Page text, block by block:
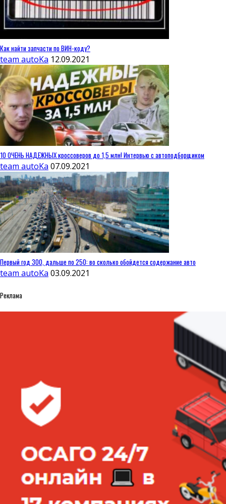
Как найти запчасти по ВИН-коду?
team autoKa 12.09.2021
10 ОЧЕНЬ НАДЕЖНЫХ кроссоверов до 1,5 млн! Интервью с автоподборщиком
team autoKa 07.09.2021
Первый год 300, дальше по 250: во сколько обойдется содержание авто
team autoKa 03.09.2021
Реклама